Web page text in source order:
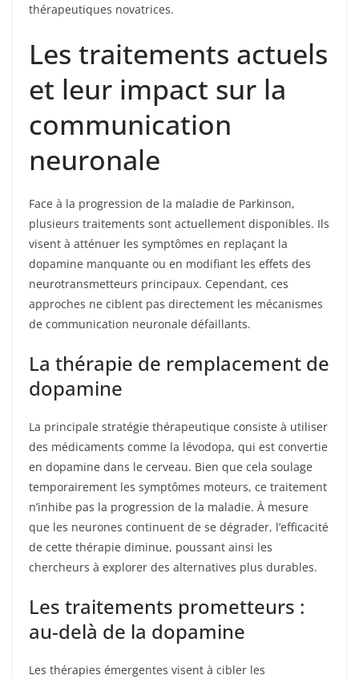
thérapeutiques novatrices.
Les traitements actuels
et leur impact sur la
communication
neuronale
Face à la progression de la maladie de Parkinson,
plusieurs traitements sont actuellement disponibles. Ils
visent à atténuer les symptômes en replaçant la
dopamine manquante ou en modifiant les effets des
neurotransmetteurs principaux. Cependant, ces
approches ne ciblent pas directement les mécanismes
de communication neuronale défaillants.
La thérapie de remplacement de
dopamine
La principale stratégie thérapeutique consiste à utiliser
des médicaments comme la lévodopa, qui est convertie
en dopamine dans le cerveau. Bien que cela soulage
temporairement les symptômes moteurs, ce traitement
n’inhibe pas la progression de la maladie. À mesure
que les neurones continuent de se dégrader, l’efficacité
de cette thérapie diminue, poussant ainsi les
chercheurs à explorer des alternatives plus durables.
Les traitements prometteurs :
au-delà de la dopamine
Les thérapies émergentes visent à cibler les